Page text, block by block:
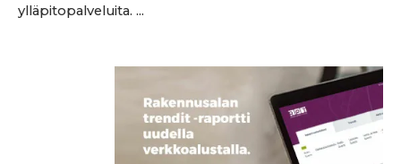
ylläpitopalveluita. ...